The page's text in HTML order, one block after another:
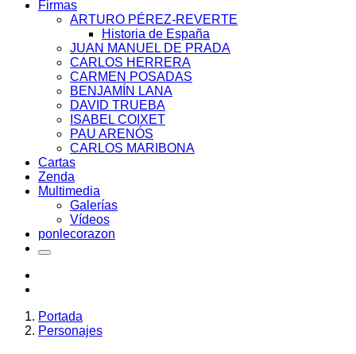
Firmas
ARTURO PÉREZ-REVERTE
Historia de España
JUAN MANUEL DE PRADA
CARLOS HERRERA
CARMEN POSADAS
BENJAMÍN LANA
DAVID TRUEBA
ISABEL COIXET
PAU ARENÓS
CARLOS MARIBONA
Cartas
Zenda
Multimedia
Galerías
Vídeos
ponlecorazon
Portada
Personajes